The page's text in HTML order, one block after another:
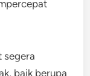
segera
baik berupa